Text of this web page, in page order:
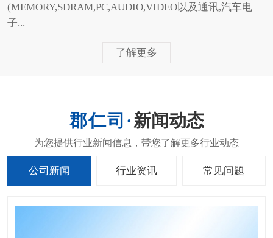
(MEMORY,SDRAM,PC,AUDIO,VIDEO以及通讯,汽车电
子...
了解更多
新闻动态
公司新闻 行业资讯 常见问题